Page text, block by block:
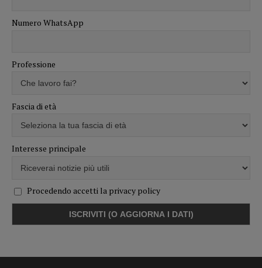
Numero WhatsApp
Professione
Fascia di età
Interesse principale
Procedendo accetti la privacy policy